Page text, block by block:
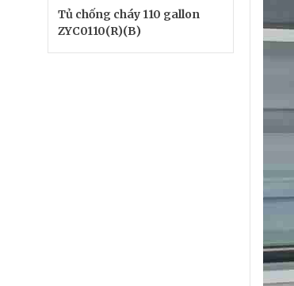
Tủ chống cháy 110 gallon
ZYC0110(R)(B)